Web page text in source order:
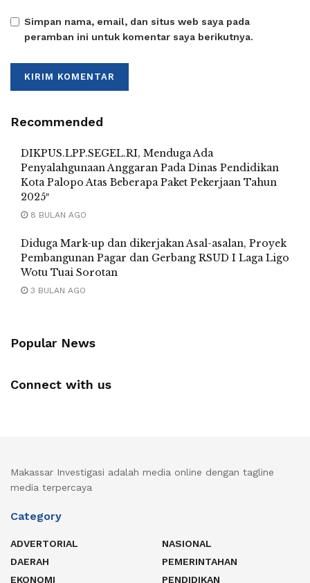
Simpan nama, email, dan situs web saya pada
peramban ini untuk komentar saya berikutnya.
Recommended
DIKPUS.LPP.SEGEL.RI, Menduga Ada
Penyalahgunaan Anggaran Pada Dinas Pendidikan
Kota Palopo Atas Beberapa Paket Pekerjaan Tahun
2025″
8 BULAN AGO
Diduga Mark-up dan dikerjakan Asal-asalan, Proyek
Pembangunan Pagar dan Gerbang RSUD I Laga Ligo
Wotu Tuai Sorotan
3 BULAN AGO
Popular News
Connect with us
Makassar Investigasi adalah media online dengan tagline
media terpercaya
Category
ADVERTORIAL
DAERAH
EKONOMI
NASIONAL
PEMERINTAHAN
PENDIDIKAN